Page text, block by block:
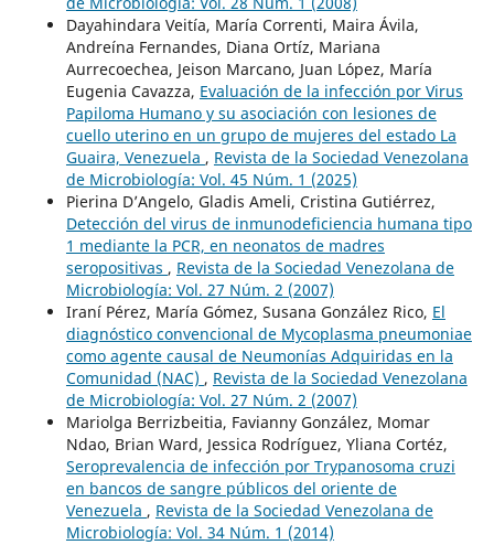
Dayahindara Veitía, María Correnti, Maira Ávila,
Andreína Fernandes, Diana Ortíz, Mariana
Aurrecoechea, Jeison Marcano, Juan López, María
Eugenia Cavazza, Evaluación de la infección por Virus
Papiloma Humano y su asociación con lesiones de
cuello uterino en un grupo de mujeres del estado La
Guaira, Venezuela , Revista de la Sociedad Venezolana
de Microbiología: Vol. 45 Núm. 1 (2025)
Pierina D’Angelo, Gladis Ameli, Cristina Gutiérrez,
Detección del virus de inmunodeficiencia humana tipo
1 mediante la PCR, en neonatos de madres
seropositivas , Revista de la Sociedad Venezolana de
Microbiología: Vol. 27 Núm. 2 (2007)
Iraní Pérez, María Gómez, Susana González Rico, El
diagnóstico convencional de Mycoplasma pneumoniae
como agente causal de Neumonías Adquiridas en la
Comunidad (NAC) , Revista de la Sociedad Venezolana
de Microbiología: Vol. 27 Núm. 2 (2007)
Mariolga Berrizbeitia, Favianny González, Momar
Ndao, Brian Ward, Jessica Rodríguez, Yliana Cortéz,
Seroprevalencia de infección por Trypanosoma cruzi
en bancos de sangre públicos del oriente de
Venezuela , Revista de la Sociedad Venezolana de
Microbiología: Vol. 34 Núm. 1 (2014)